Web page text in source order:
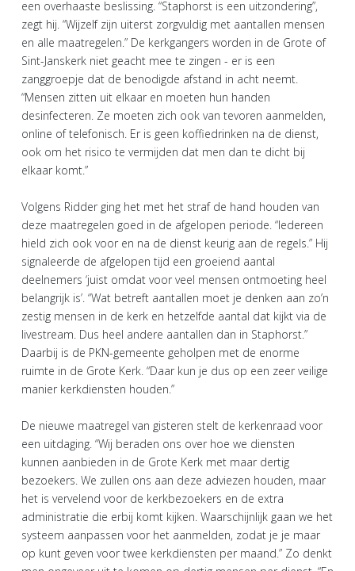
een overhaaste beslissing. “Staphorst is een uitzondering”,
zegt hij. “Wijzelf zijn uiterst zorgvuldig met aantallen mensen
en alle maatregelen.” De kerkgangers worden in de Grote of
Sint-Janskerk niet geacht mee te zingen - er is een
zanggroepje dat de benodigde afstand in acht neemt.
“Mensen zitten uit elkaar en moeten hun handen
desinfecteren. Ze moeten zich ook van tevoren aanmelden,
online of telefonisch. Er is geen koffiedrinken na de dienst,
ook om het risico te vermijden dat men dan te dicht bij
elkaar komt.”
Volgens Ridder ging het met het straf de hand houden van
deze maatregelen goed in de afgelopen periode. “Iedereen
hield zich ook voor en na de dienst keurig aan de regels.” Hij
signaleerde de afgelopen tijd een groeiend aantal
deelnemers ‘juist omdat voor veel mensen ontmoeting heel
belangrijk is’. “Wat betreft aantallen moet je denken aan zo’n
zestig mensen in de kerk en hetzelfde aantal dat kijkt via de
livestream. Dus heel andere aantallen dan in Staphorst.”
Daarbij is de PKN-gemeente geholpen met de enorme
ruimte in de Grote Kerk. “Daar kun je dus op een zeer veilige
manier kerkdiensten houden.”
De nieuwe maatregel van gisteren stelt de kerkenraad voor
een uitdaging. “Wij beraden ons over hoe we diensten
kunnen aanbieden in de Grote Kerk met maar dertig
bezoekers. We zullen ons aan deze adviezen houden, maar
het is vervelend voor de kerkbezoekers en de extra
administratie die erbij komt kijken. Waarschijnlijk gaan we het
systeem aanpassen voor het aanmelden, zodat je je maar
op kunt geven voor twee kerkdiensten per maand.” Zo denkt